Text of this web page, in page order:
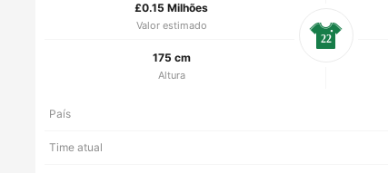
£0.15 Milhões
Valor estimado
175 cm
Altura
22
País
Time atual